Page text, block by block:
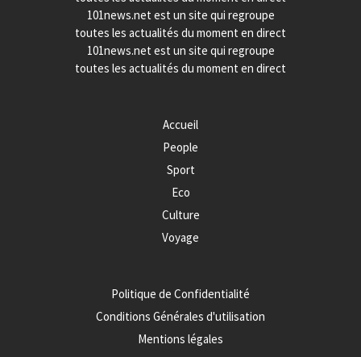
101news.net est un site qui regroupe
toutes les actualités du moment en direct
101news.net est un site qui regroupe
toutes les actualités du moment en direct
Accueil
People
Sport
Eco
Culture
Voyage
Politique de Confidentialité
Conditions Générales d'utilisation
Mentions légales